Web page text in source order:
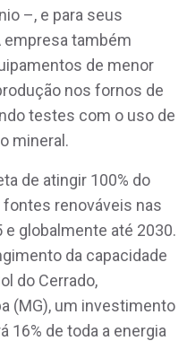
–, e para seus
empresa também
de menor
nos fornos de
testes com o uso de
mineral.
de atingir 100% do
renováveis nas
globalmente até 2030.
da capacidade
do Cerrado,
(MG), um investimento
16% de toda a energia